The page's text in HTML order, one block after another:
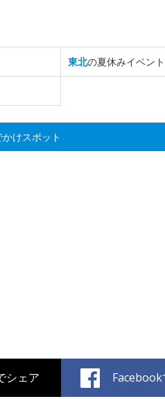
東北の夏休みイベン
けスポット
シェア